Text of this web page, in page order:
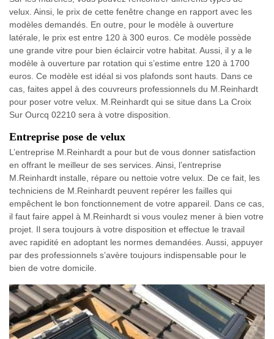
velux. Ainsi, le prix de cette fenêtre change en rapport avec les
modèles demandés. En outre, pour le modèle à ouverture
latérale, le prix est entre 120 à 300 euros. Ce modèle possède
une grande vitre pour bien éclaircir votre habitat. Aussi, il y a le
modèle à ouverture par rotation qui s’estime entre 120 à 1700
euros. Ce modèle est idéal si vos plafonds sont hauts. Dans ce
cas, faites appel à des couvreurs professionnels du M.Reinhardt
pour poser votre velux. M.Reinhardt qui se situe dans La Croix
Sur Ourcq 02210 sera à votre disposition.
Entreprise pose de velux
L’entreprise M.Reinhardt a pour but de vous donner satisfaction
en offrant le meilleur de ses services. Ainsi, l’entreprise
M.Reinhardt installe, répare ou nettoie votre velux. De ce fait, les
techniciens de M.Reinhardt peuvent repérer les failles qui
empêchent le bon fonctionnement de votre appareil. Dans ce cas,
il faut faire appel à M.Reinhardt si vous voulez mener à bien votre
projet. Il sera toujours à votre disposition et effectue le travail
avec rapidité en adoptant les normes demandées. Aussi, appuyer
par des professionnels s’avère toujours indispensable pour le
bien de votre domicile.